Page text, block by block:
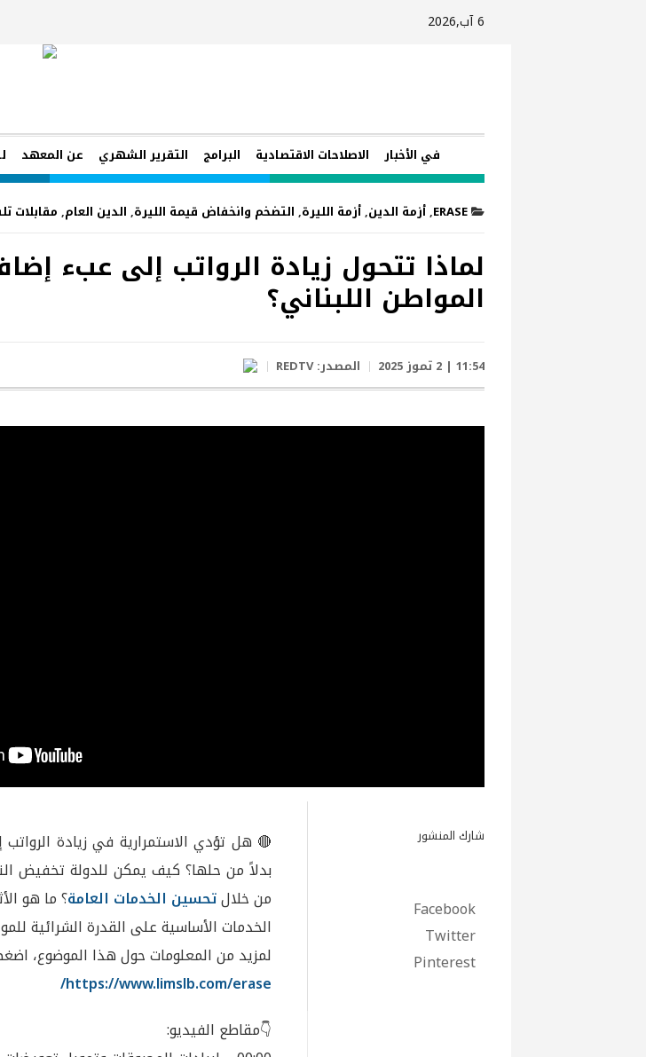
6 آب,2026
في الأخبار الاصلاحات الاقتصادية البرامج التقرير الشهري عن المعهد
ERASE
,أزمة الدين,أزمة الليرة, التضخم وانخفاض قيمة الليرة, الدين العام,مقابلات
لماذا تتحول زيادة الرواتب إلى عبء
المواطن اللبناني؟
11:54 | 2 تموز 2025 المصدر:REDTV
شارك المنشور
Facebook
Twitter
Pinterest
🔴 هل تؤدي الاستمرارية في زيادة
بدلاً من حلها؟ كيف يمكن للدولة تخفيض
من خلالتحسين الخدمات العامة؟ ما هو
الخدمات الأساسية على القدرة الشرائية
لمزيد من المعلومات حول هذا الموضوع،
https://www.limslb.com/erase/
👇مقاطع الفيديو: